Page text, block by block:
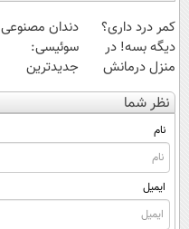
کمر درد داری؟
دیگه بسه! در
منزل درمانش
کن
(◀پرسش‌نامه)
دندان مصنوعی
سوئیسی:
جدیدترین
فناوری اروپا،
سبک و مقاوم |
نظر شما
نام
ایمیل